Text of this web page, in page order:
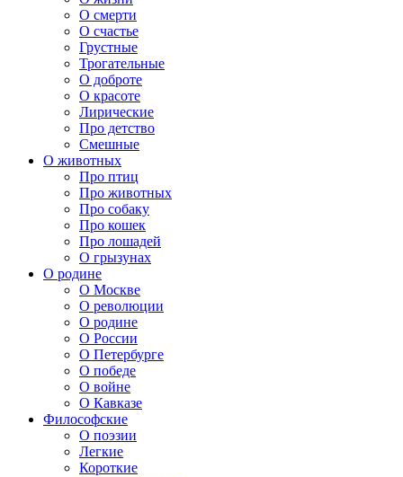
О смерти
О счастье
Грустные
Трогательные
О доброте
О красоте
Лирические
Про детство
Смешные
О животных
Про птиц
Про животных
Про собаку
Про кошек
Про лошадей
О грызунах
О родине
О Москве
О революции
О родине
О России
О Петербурге
О победе
О войне
О Кавказе
Философские
О поэзии
Легкие
Короткие